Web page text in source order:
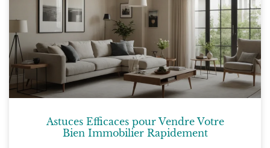
Astuces Efficaces pour Vendre Votre
Bien Immobilier Rapidement